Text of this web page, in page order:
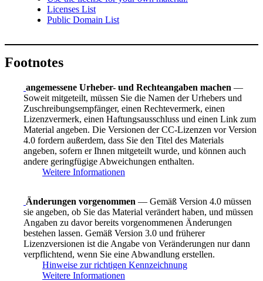
Licenses List
Public Domain List
Footnotes
angemessene Urheber- und Rechteangaben machen —
Soweit mitgeteilt, müssen Sie die Namen der Urhebers und
Zuschreibungsempfänger, einen Rechtevermerk, einen
Lizenzvermerk, einen Haftungsausschluss und einen Link zum
Material angeben. Die Versionen der CC-Lizenzen vor Version
4.0 fordern außerdem, dass Sie den Titel des Materials
angeben, sofern er Ihnen mitgeteilt wurde, und können auch
andere geringfügige Abweichungen enthalten.
Weitere Informationen
Änderungen vorgenommen — Gemäß Version 4.0 müssen
sie angeben, ob Sie das Material verändert haben, und müssen
Angaben zu davor bereits vorgenommenen Änderungen
bestehen lassen. Gemäß Version 3.0 und früherer
Lizenzversionen ist die Angabe von Veränderungen nur dann
verpflichtend, wenn Sie eine Abwandlung erstellen.
Hinweise zur richtigen Kennzeichnung
Weitere Informationen